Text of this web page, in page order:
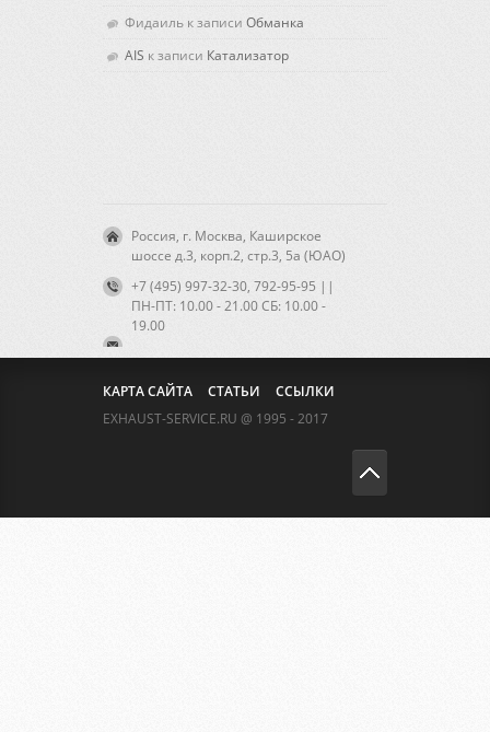
Фидаиль к записи Обманка
AIS к записи Катализатор
Россия, г. Москва, Каширское
шоссе д.3, корп.2, стр.3, 5а (ЮАО)
+7 (495) 997-32-30, 792-95-95 ||
ПН-ПТ: 10.00 - 21.00 CБ: 10.00 -
19.00
КАРТА САЙТА СТАТЬИ
ССЫЛКИ
EXHAUST-SERVICE.RU @ 1995 - 2017